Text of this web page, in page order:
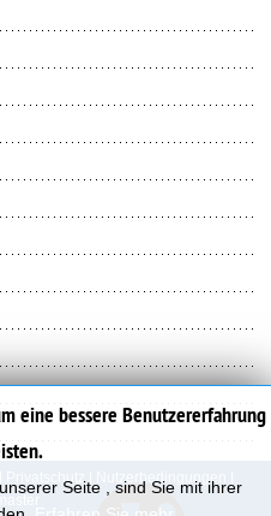
eine bessere Benutzererfahrung
Seite , sind Sie mit ihrer
Privatschutz| Nutzerbedingungen